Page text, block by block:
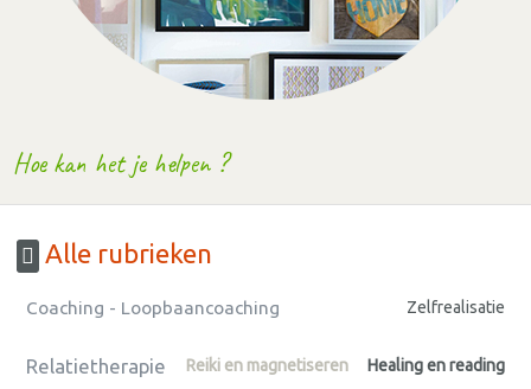
Hoe kan het je helpen ?
Alle rubrieken
Coaching - Loopbaancoaching Zelfrealisatie
Relatietherapie Reiki en magnetiseren Healing en reading